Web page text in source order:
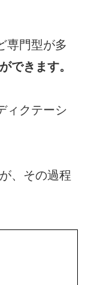
専門型が多
できます。
ィクテーシ
、その過程